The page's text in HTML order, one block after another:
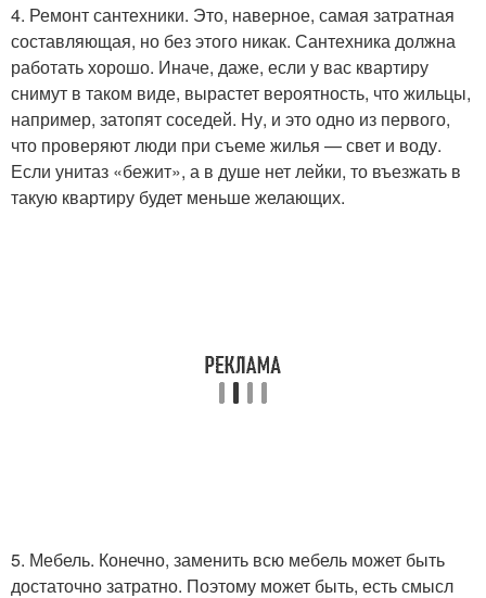
4. Ремонт сантехники. Это, наверное, самая затратная
составляющая, но без этого никак. Сантехника должна
работать хорошо. Иначе, даже, если у вас квартиру
снимут в таком виде, вырастет вероятность, что жильцы,
например, затопят соседей. Ну, и это одно из первого,
что проверяют люди при съеме жилья — свет и воду.
Если унитаз «бежит», а в душе нет лейки, то въезжать в
такую квартиру будет меньше желающих.
5. Мебель. Конечно, заменить всю мебель может быть
достаточно затратно. Поэтому может быть, есть смысл